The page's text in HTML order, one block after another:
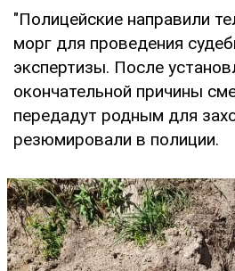
"Полицейские направили
морг для проведения
экспертизы. После
окончательной причины
передадут родным для
резюмировали в полиции.